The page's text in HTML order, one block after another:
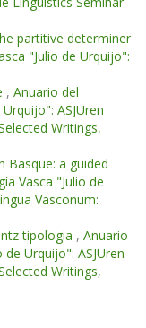
partitive determiner
"Julio de Urquijo":
, Anuario del
ASJUren
Writings,
Basque: a guided
Vasca "Julio de
Vasconum:
tipologia , Anuario
Urquijo": ASJUren
Writings,